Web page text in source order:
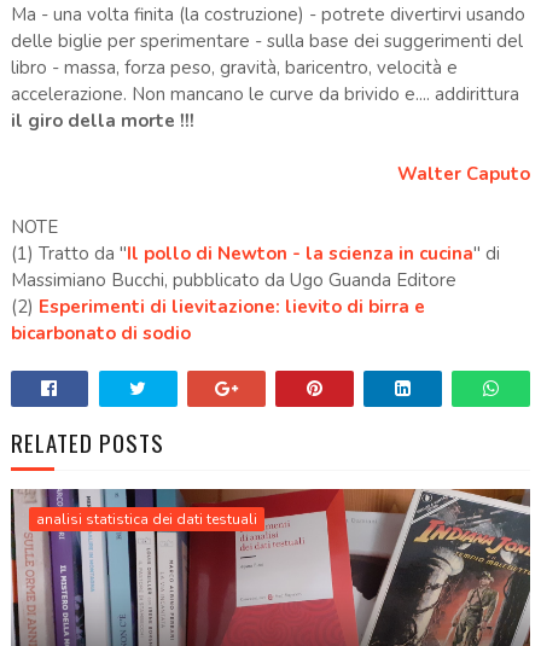
Ma - una volta finita (la costruzione) - potrete divertirvi usando
delle biglie per sperimentare - sulla base dei suggerimenti del
libro - massa, forza peso, gravità, baricentro, velocità e
accelerazione. Non mancano le curve da brivido e.... addirittura
il giro della morte !!!
Walter Caputo
NOTE
(1) Tratto da "Il pollo di Newton - la scienza in cucina" di
Massimiano Bucchi, pubblicato da Ugo Guanda Editore
(2) Esperimenti di lievitazione: lievito di birra e
bicarbonato di sodio
RELATED POSTS
analisi statistica dei dati testuali